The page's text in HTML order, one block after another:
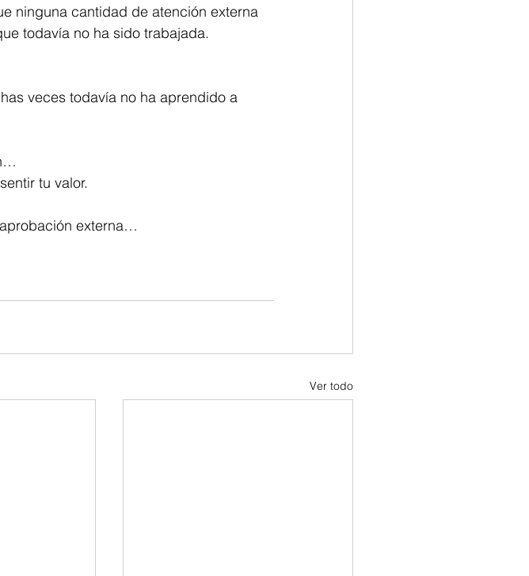
ninguna cantidad de atención externa
todavía no ha sido trabajada.
veces todavía no ha aprendido a
tu valor.
externa…
Ver todo